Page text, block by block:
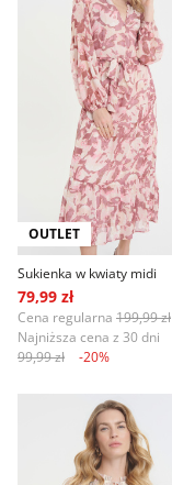
OUTLET
Sukienka w kwiaty midi
79,99 zł
Cena regularna 199,99 zł
Najniższa cena z 30 dni
99,99 zł
-20%